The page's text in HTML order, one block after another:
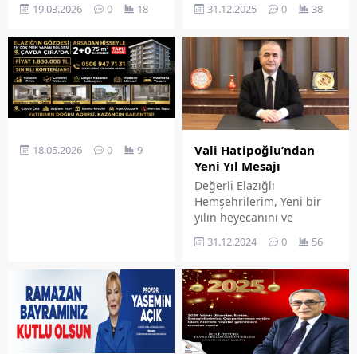
BAŞKANI
19.03.2026 0 18 31.12.2025 0 38
18.05.2026 0 9
Vali Hatipoğlu’ndan
Yeni Yıl Mesajı
Değerli Elazığlı
Hemşehrilerim, Yeni bir
yılın heyecanını ve
mutluluğunu hep birlikte
yaşıyoruz. Öncelikle, 2025
Elazığ’a, güzel ülkemize ve
tüm insanlığa hayırlar
getirmesini temenni
ediyorum. Yeni yılda da
Elazığ’ımızın her yönüyle
31.12.2024 0 56